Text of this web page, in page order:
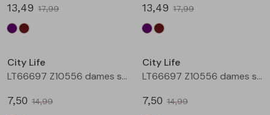
Gilet spencers
Jackjes
Blazers
Leggings
Rokken
T-shirts lange mouw
Tops
Vesten
13,49 17,99
13,49 17,99
City Life
LT66697 Z10556 dames singlet Army
7,50 14,99
City Life
LT66697 Z10556 dames singlet Kit
7,50 14,99